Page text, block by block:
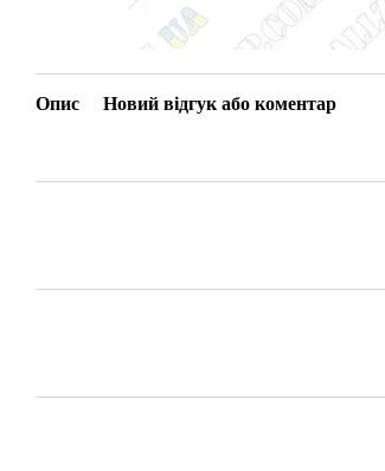
Опис Новий відгук або коментар